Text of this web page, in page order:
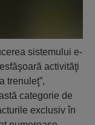
sistemului e-
activităţi
trenuleţ”,
categorie de
exclusiv în